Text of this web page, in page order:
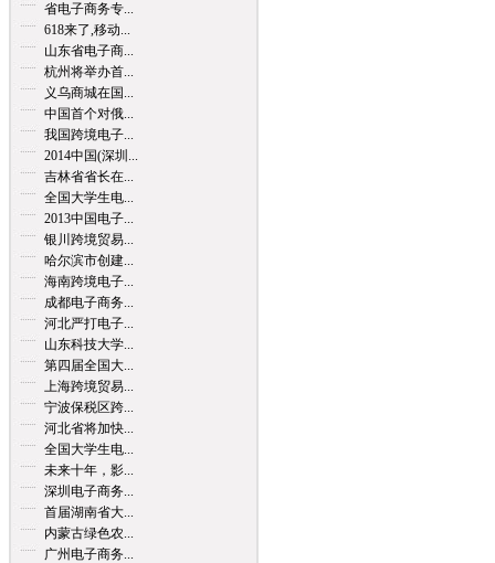
省电子商务专...
618来了,移动...
山东省电子商...
杭州将举办首...
义乌商城在国...
中国首个对俄...
我国跨境电子...
2014中国(深圳...
吉林省省长在...
全国大学生电...
2013中国电子...
银川跨境贸易...
哈尔滨市创建...
海南跨境电子...
成都电子商务...
河北严打电子...
山东科技大学...
第四届全国大...
上海跨境贸易...
宁波保税区跨...
河北省将加快...
全国大学生电...
未来十年，影...
深圳电子商务...
首届湖南省大...
内蒙古绿色农...
广州电子商务...